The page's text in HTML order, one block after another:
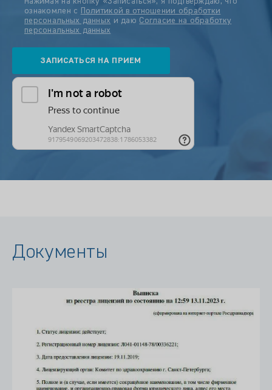
ознакомлен с
Политикой в отношении обработки
персональных данных и даю Согласие на обработку
персональных данных
Документы